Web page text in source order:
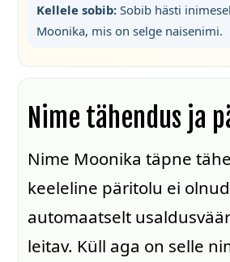
Kellele sobib:Sobib hästi
Moonika, mis on selge naisenimi.
Nime tähendus ja
Nime Moonika täpne
keeleline päritolu ei
automaatselt
leitav. Küll aga on selle